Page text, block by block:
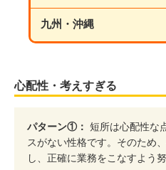
九州・沖縄
心配性・考えすぎる
パターン①： 短所は心配性な
スがない性格です。そのため
し、正確に業務をこなすよう